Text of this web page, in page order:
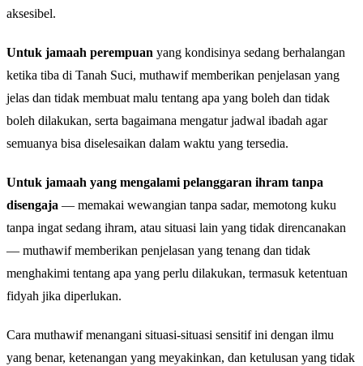
aksesibel.
Untuk jamaah perempuan yang kondisinya sedang berhalangan
ketika tiba di Tanah Suci, muthawif memberikan penjelasan yang
jelas dan tidak membuat malu tentang apa yang boleh dan tidak
boleh dilakukan, serta bagaimana mengatur jadwal ibadah agar
semuanya bisa diselesaikan dalam waktu yang tersedia.
Untuk jamaah yang mengalami pelanggaran ihram tanpa
disengaja — memakai wewangian tanpa sadar, memotong kuku
tanpa ingat sedang ihram, atau situasi lain yang tidak direncanakan
— muthawif memberikan penjelasan yang tenang dan tidak
menghakimi tentang apa yang perlu dilakukan, termasuk ketentuan
fidyah jika diperlukan.
Cara muthawif menangani situasi-situasi sensitif ini dengan ilmu
yang benar, ketenangan yang meyakinkan, dan ketulusan yang tidak